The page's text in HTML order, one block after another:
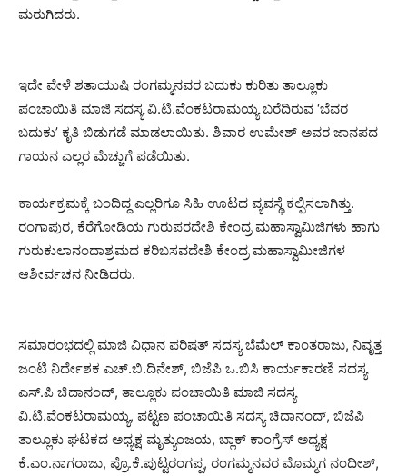
ಮರುಗಿದರು.
ಇದೇ ವೇಳೆ ಶತಾಯುಷಿ ರಂಗಮ್ಮನವರ ಬದುಕು ಕುರಿತು ತಾಲ್ಲೂಕು
ಪಂಚಾಯಿತಿ ಮಾಜಿ ಸದಸ್ಯ ವಿ.ಟಿ.ವೆಂಕಟರಾಮಯ್ಯ ಬರೆದಿರುವ ‘ಬೆವರ
ಬದುಕು’ ಕೃತಿ ಬಿಡುಗಡೆ ಮಾಡಲಾಯಿತು. ಶಿವಾರ ಉಮೇಶ್ ಅವರ ಜಾನಪದ
ಗಾಯನ ಎಲ್ಲರ ಮೆಚ್ಚುಗೆ ಪಡೆಯಿತು.
ಕಾರ್ಯಕ್ರಮಕ್ಕೆ ಬಂದಿದ್ದ ಎಲ್ಲರಿಗೂ ಸಿಹಿ ಊಟದ ವ್ಯವಸ್ಥೆ ಕಲ್ಪಿಸಲಾಗಿತ್ತು.
ರಂಗಾಪುರ, ಕೆರೆಗೋಡಿಯ ಗುರುಪರದೇಶಿ ಕೇಂದ್ರ ಮಹಾಸ್ವಾಮಿಜಿಗಳು ಹಾಗು
ಗುರುಕುಲಾನಂದಾಶ್ರಮದ ಕರಿಬಸವದೇಶಿ ಕೇಂದ್ರ ಮಹಾಸ್ವಾಮೀಜಿಗಳ
ಆಶೀರ್ವಚನ ನೀಡಿದರು.
ಸಮಾರಂಭದಲ್ಲಿ ಮಾಜಿ ವಿಧಾನ ಪರಿಷತ್ ಸದಸ್ಯ ಬೆಮೆಲ್ ಕಾಂತರಾಜು, ನಿವೃತ್ತ
ಜಂಟಿ ನಿರ್ದೇಶಕ ಎಚ್.ಬಿ.ದಿನೇಶ್, ಬಿಜೆಪಿ ಒ.ಬಿಸಿ ಕಾರ್ಯಕಾರಣಿ ಸದಸ್ಯ
ಎಸ್.ಪಿ ಚಿದಾನಂದ್, ತಾಲ್ಲೂಕು ಪಂಚಾಯಿತಿ ಮಾಜಿ ಸದಸ್ಯ
ವಿ.ಟಿ.ವೆಂಕಟರಾಮಯ್ಯ, ಪಟ್ಟಣ ಪಂಚಾಯಿತಿ ಸದಸ್ಯ ಚಿದಾನಂದ್, ಬಿಜೆಪಿ
ತಾಲ್ಲೂಕು ಘಟಕದ ಅಧ್ಯಕ್ಷ ಮೃತ್ಯುಂಜಯ, ಬ್ಲಾಕ್ ಕಾಂಗ್ರೆಸ್ ಅಧ್ಯಕ್ಷ
ಕೆ.ಎಂ.ನಾಗರಾಜು, ಪ್ರೊ.ಕೆ.ಪುಟ್ಟರಂಗಪ್ಪ, ರಂಗಮ್ಮನವರ ಮೊಮ್ಮಗ ನಂದೀಶ್,